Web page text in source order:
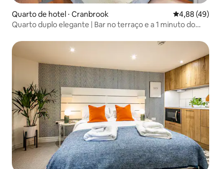
Quarto de hotel ⋅ Cranbrook 4,88 de uma
4,88 (49)
Quarto duplo elegante | Bar no terraço e a 1 minuto do